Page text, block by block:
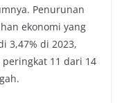
Penurunan
ekonomi yang
3,47% di 2023,
11 dari 14